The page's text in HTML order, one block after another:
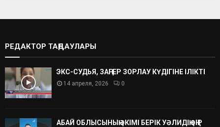
РЕДАКТОР ТАҢДАУЛАРЫ
ЭКС-СУДЬЯ, ЗАҢГЕР ЗОРЛАУ КҮДІГІНЕ ІЛІКТІ
14 апреля, 2026 0
АБАЙ ОБЛЫСЫНЫҢ ӘКІМІ БЕРІК УӘЛИДІҢ ӨҢІР